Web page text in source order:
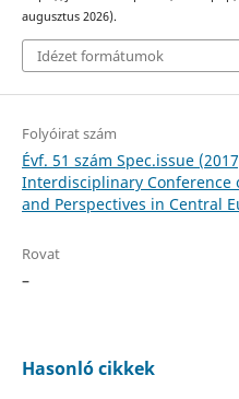
augusztus 2026).
Idézet formátumok
Folyóirat szám
Évf. 51 szám Spec.issue
Interdisciplinary Conference
and Perspectives in Central
Rovat
–
Hasonló cikkek